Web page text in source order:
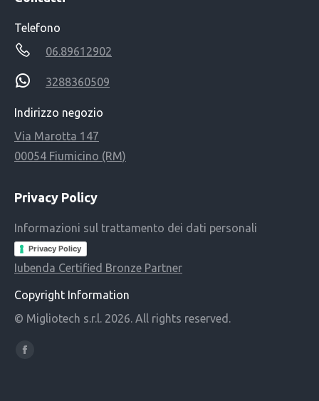
Telefono
06.89612902
3288360509
Indirizzo negozio
Via Marotta 147
00054 Fiumicino (RM)
Privacy Policy
Informazioni sul trattamento dei dati personali
Privacy Policy
Iubenda Certified Bronze Partner
Copyright Information
© Migliotech s.r.l. 2026. All rights reserved.
Find us on:
Facebook